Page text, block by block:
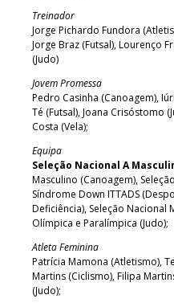
Treinador
Jorge Pichardo Fundora
Jorge Braz (Futsal), Lourenço
(Judo)
Jovem Promessa
Pedro Casinha (Canoagem),
Té (Futsal), Joana Crisóstomo
Costa (Vela);
Equipa
Seleção Nacional A
Masculino (Canoagem),
Síndrome Down ITTADS
Deficiência), Seleção Nacional
Olímpica e Paralímpica (Judo);
Atleta Feminina
Patrícia Mamona (Atletismo),
Martins (Ciclismo), Filipa
(Judo);